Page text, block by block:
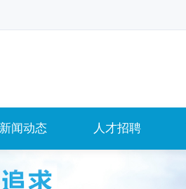
新闻动态 人才招聘